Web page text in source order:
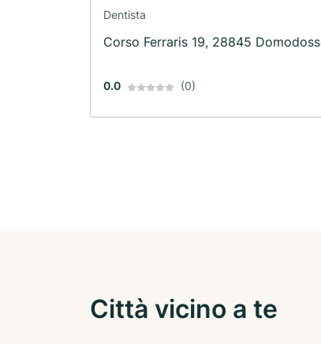
Dentista
Corso Ferraris 19, 28845
0.0 (0)
Città vicino a te